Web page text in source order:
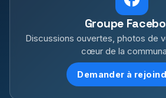
Groupe
Discussions ouvertes, photos de
cœur de la
Demander à